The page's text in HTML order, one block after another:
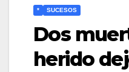
* SUCESOS
Dos
herido